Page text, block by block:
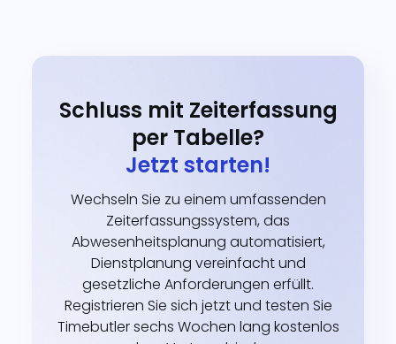
Schluss mit Zeiterfassung
per Tabelle?
Jetzt starten!
Wechseln Sie zu einem umfassenden
Zeiterfassungssystem, das
Abwesenheitsplanung automatisiert,
Dienstplanung vereinfacht und
gesetzliche Anforderungen erfüllt.
Registrieren Sie sich jetzt und testen Sie
Timebutler sechs Wochen lang kostenlos